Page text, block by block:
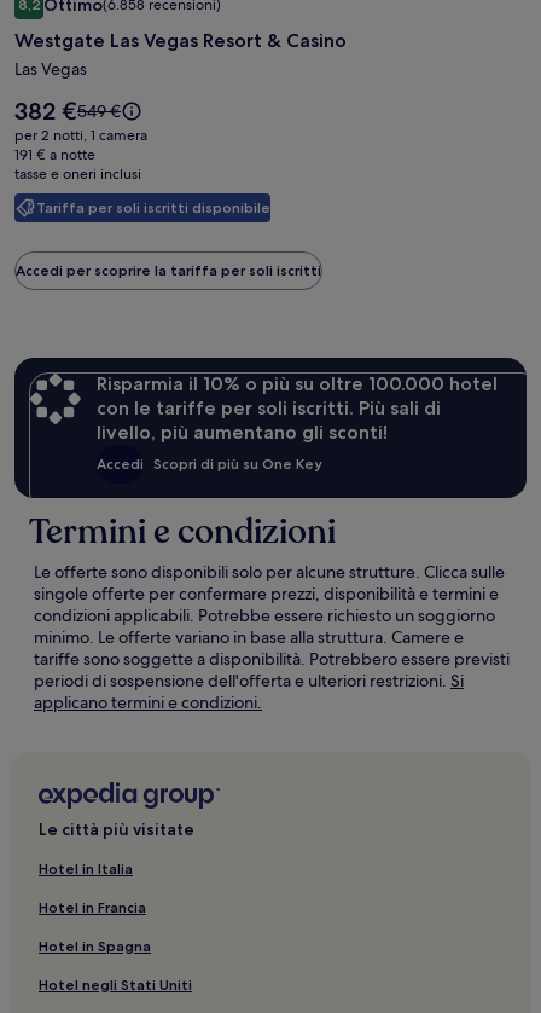
fotografica
di
Westgate
Las
Vegas
Resort
&
Casino
8,28,2 su 10, Ottimo, (6.858 recensioni)
Ottimo(6.858 recensioni)
Westgate Las Vegas Resort & Casino
Las Vegas
Tariffa per soli iscritti disponibile
Il
prezzo
è
382 €
382 €Il
prezzo
era
549 €,
ottieni
maggiori
tariffa
549 €
per 2 notti, 1 camera
191 € a notte
tasse e oneri inclusi
Accedi per scoprire la tariffa per soli iscritti
Risparmia il 10% o più su oltre 100.000 hotel
con le tariffe per soli iscritti. Più sali di
livello, più aumentano gli sconti!
Accedi Scopri di più su One Key
Termini e condizioni
Le offerte sono disponibili solo per alcune strutture. Clicca sulle
singole offerte per confermare prezzi, disponibilità e termini e
condizioni applicabili. Potrebbe essere richiesto un soggiorno
minimo. Le offerte variano in base alla struttura. Camere e
tariffe sono soggette a disponibilità. Potrebbero essere previsti
periodi di sospensione dell'offerta e ulteriori restrizioni. Si
applicano termini e condizioni.
Le città più visitate
Hotel in Italia
Hotel in Francia
Hotel in Spagna
Hotel negli Stati Uniti